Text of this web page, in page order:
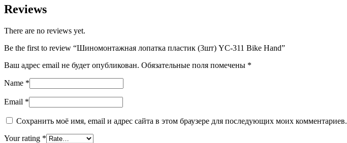
Reviews
There are no reviews yet.
Be the first to review “Шиномонтажная лопатка пластик (3шт) YC-311 Bike Hand”
Ваш адрес email не будет опубликован. Обязательные поля помечены *
Name *
Email *
Сохранить моё имя, email и адрес сайта в этом браузере для последующих моих комментариев.
Your rating *